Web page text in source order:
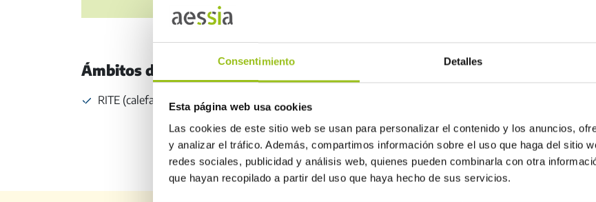
Consentimiento Detalles
Esta página web usa cookies
Las cookies de este sitio web se usan para personalizar el contenido y los anuncios,
y analizar el tráfico. Además, compartimos información sobre el uso que haga del sitio
redes sociales, publicidad y análisis web, quienes pueden combinarla con otra
que hayan recopilado a partir del uso que haya hecho de sus servicios.
Ámbitos de actuación
RITE (calefacción y climatización)